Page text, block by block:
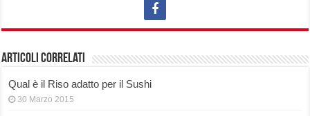
Articoli correlati
Qual è il Riso adatto per il Sushi
30 Marzo 2015